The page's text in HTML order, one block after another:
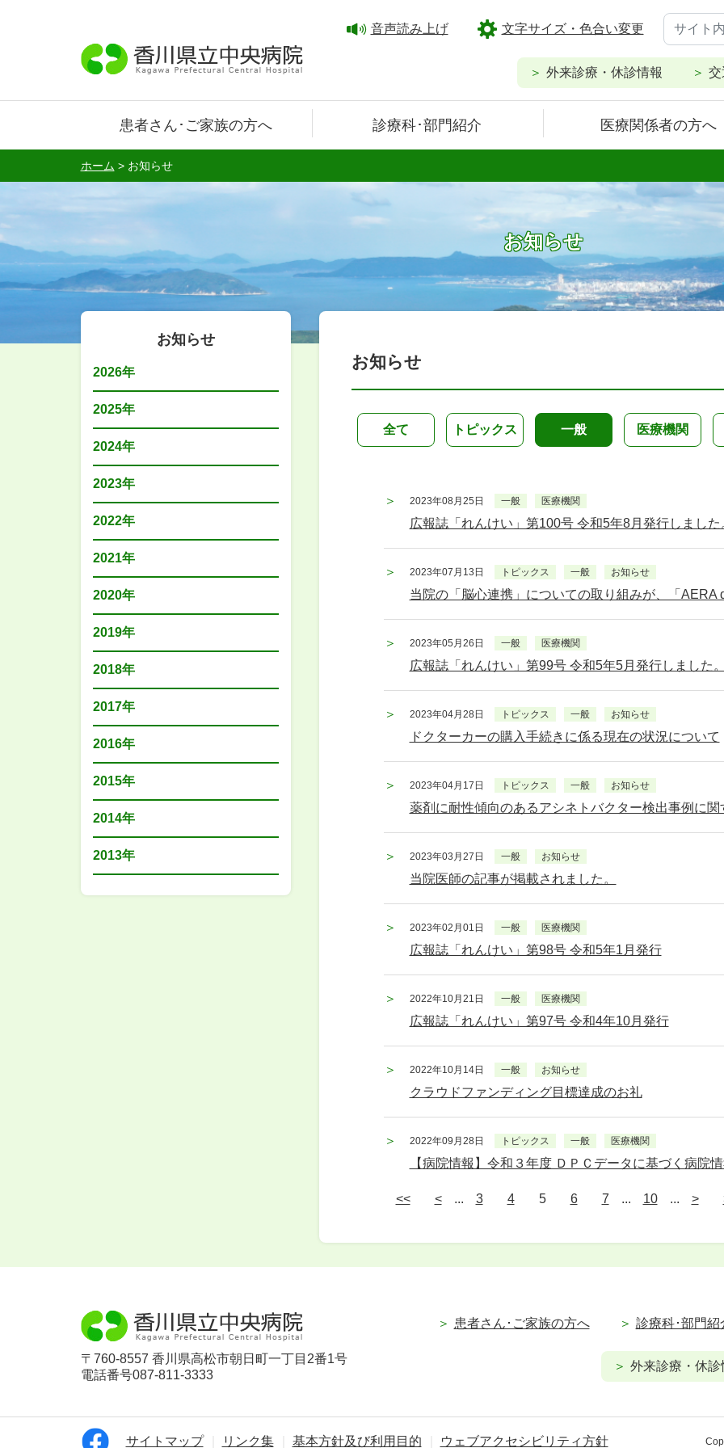
音声読み上げ 文字サイズ・色合い変更
外来診療・休診情報 交
患者さん･ご家族の方へ 診療科･部門紹介 医療関係者の方へ
ホーム > お知らせ
お知らせ
お知らせ
全て トピックス 一般 医療機関
2023年08月25日 一般 医療機関
広報誌「れんけい」第100号 令和5年8月発行しました
2023年07月13日 トピックス 一般 お知らせ
当院の「脳心連携」についての取り組みが、「AERA
2023年05月26日 一般 医療機関
広報誌「れんけい」第99号 令和5年5月発行しました。
2023年04月28日 トピックス 一般 お知らせ
ドクターカーの購入手続きに係る現在の状況について
2023年04月17日 トピックス 一般 お知らせ
薬剤に耐性傾向のあるアシネトバクター検出事例に関
2023年03月27日 一般 お知らせ
当院医師の記事が掲載されました。
2023年02月01日 一般 医療機関
広報誌「れんけい」第98号 令和5年1月発行
2022年10月21日 一般 医療機関
広報誌「れんけい」第97号 令和4年10月発行
2022年10月14日 一般 お知らせ
クラウドファンディング目標達成のお礼
2022年09月28日 トピックス 一般 医療機関
【病院情報】令和３年度 ＤＰＣデータに基づく病院
<< < ... 3 4 5 6 7 ... 10 ... >
お知らせ
2026年
2025年
2024年
2023年
2022年
2021年
2020年
2019年
2018年
2017年
2016年
2015年
2014年
2013年
〒760-8557 香川県高松市朝日町一丁目2番1号
電話番号087-811-3333
患者さん･ご家族の方へ 診療科･部門紹
外来診療・休診
サイトマップ リンク集 基本方針及び利用目的 ウェブアクセシビリティ方針